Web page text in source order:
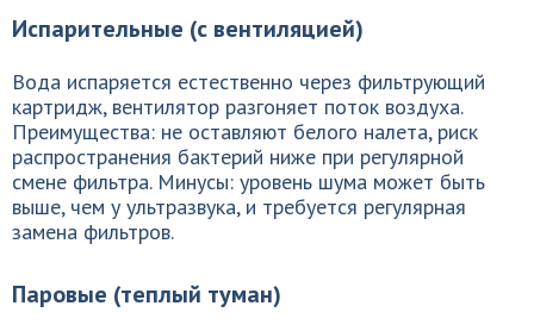
Испарительные (с вентиляцией)
Вода испаряется естественно через фильтрующий
картридж, вентилятор разгоняет поток воздуха.
Преимущества: не оставляют белого налета, риск
распространения бактерий ниже при регулярной
смене фильтра. Минусы: уровень шума может быть
выше, чем у ультразвука, и требуется регулярная
замена фильтров.
Паровые (теплый туман)